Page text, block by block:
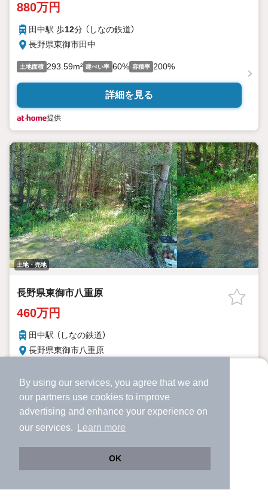
By using our services, you agree that we and
our partners use cookies to improve
advertising and enhance your experience on
our services.
Learn more
OK
より使いやすくなった
アプリで物件探ししませんか？
サクサク動く地図で物件検索
880万円
田中駅 歩12分 （しなの鉄道）
長野県東御市田中
土地面積 293.59m² 建ぺい率 60% 容積率 200%
詳細を見る
提供
土地・売地
長野県東御市八重原
460万円
田中駅 （しなの鉄道）
長野県東御市八重原
詳細を見る
提供